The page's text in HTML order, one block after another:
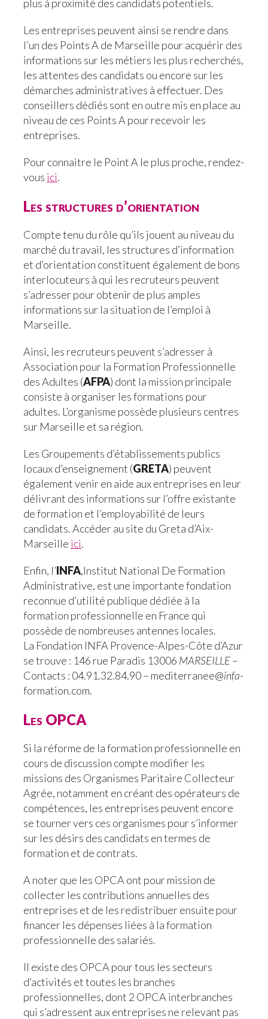
plus à proximité des candidats potentiels.
Les entreprises peuvent ainsi se rendre dans
l’un des Points A de Marseille pour acquérir des
informations sur les métiers les plus recherchés,
les attentes des candidats ou encore sur les
démarches administratives à effectuer. Des
conseillers dédiés sont en outre mis en place au
niveau de ces Points A pour recevoir les
entreprises.
Pour connaitre le Point A le plus proche, rendez-
vous ici.
Les structures d’orientation
Compte tenu du rôle qu’ils jouent au niveau du
marché du travail, les structures d’information
et d’orientation constituent également de bons
interlocuteurs à qui les recruteurs peuvent
s’adresser pour obtenir de plus amples
informations sur la situation de l’emploi à
Marseille.
Ainsi, les recruteurs peuvent s’adresser à
Association pour la Formation Professionnelle
des Adultes (AFPA) dont la mission principale
consiste à organiser les formations pour
adultes. L’organisme possède plusieurs centres
sur Marseille et sa région.
Les Groupements d’établissements publics
locaux d’enseignement (GRETA) peuvent
également venir en aide aux entreprises en leur
délivrant des informations sur l’offre existante
de formation et l’employabilité de leurs
candidats. Accéder au site du Greta d’Aix-
Marseille ici.
Enfin, l’INFA,Institut National De Formation
Administrative, est une importante fondation
reconnue d’utilité publique dédiée à la
formation professionnelle en France qui
possède de nombreuses antennes locales.
La Fondation INFA Provence-Alpes-Côte d’Azur
se trouve : 146 rue Paradis 13006 MARSEILLE–
Contacts : 04.91.32.84.90 – mediterranee@infa-
formation.com.
Les OPCA
Si la réforme de la formation professionnelle en
cours de discussion compte modifier les
missions des Organismes Paritaire Collecteur
Agrée, notamment en créant des opérateurs de
compétences, les entreprises peuvent encore
se tourner vers ces organismes pour s’informer
sur les désirs des candidats en termes de
formation et de contrats.
A noter que les OPCA ont pour mission de
collecter les contributions annuelles des
entreprises et de les redistribuer ensuite pour
financer les dépenses liées à la formation
professionnelle des salariés.
Il existe des OPCA pour tous les secteurs
d’activités et toutes les branches
professionnelles, dont 2 OPCA interbranches
qui s’adressent aux entreprises ne relevant pas